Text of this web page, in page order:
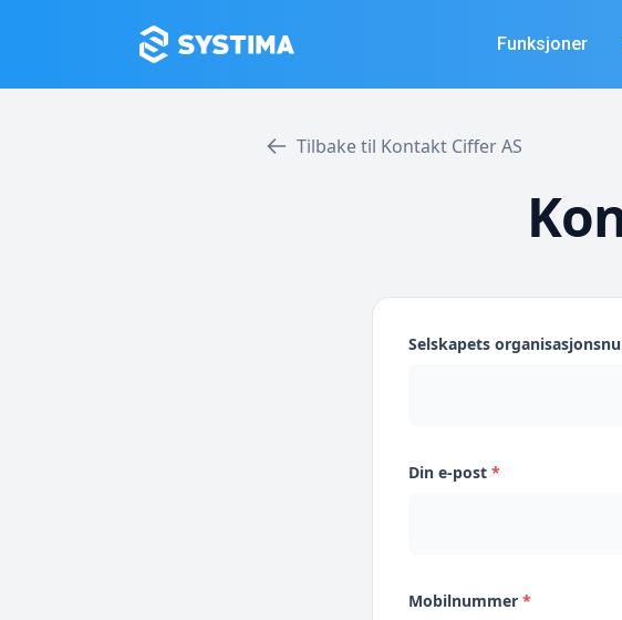
Funksjoner
Tilbake til Kontakt Ciffer AS
Selskapets
Din e-post *
Mobilnummer *